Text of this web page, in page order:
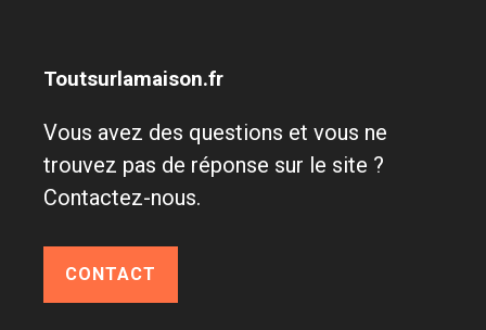
Toutsurlamaison.fr
Vous avez des questions et vous ne
trouvez pas de réponse sur le site ?
Contactez-nous.
CONTACT